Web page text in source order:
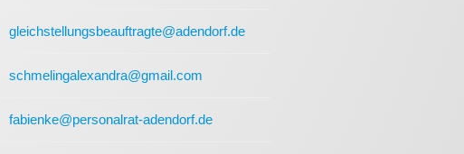
gleichstellungsbeauftragte@adendorf.de
schmelingalexandra@gmail.com
fabienke@personalrat-adendorf.de